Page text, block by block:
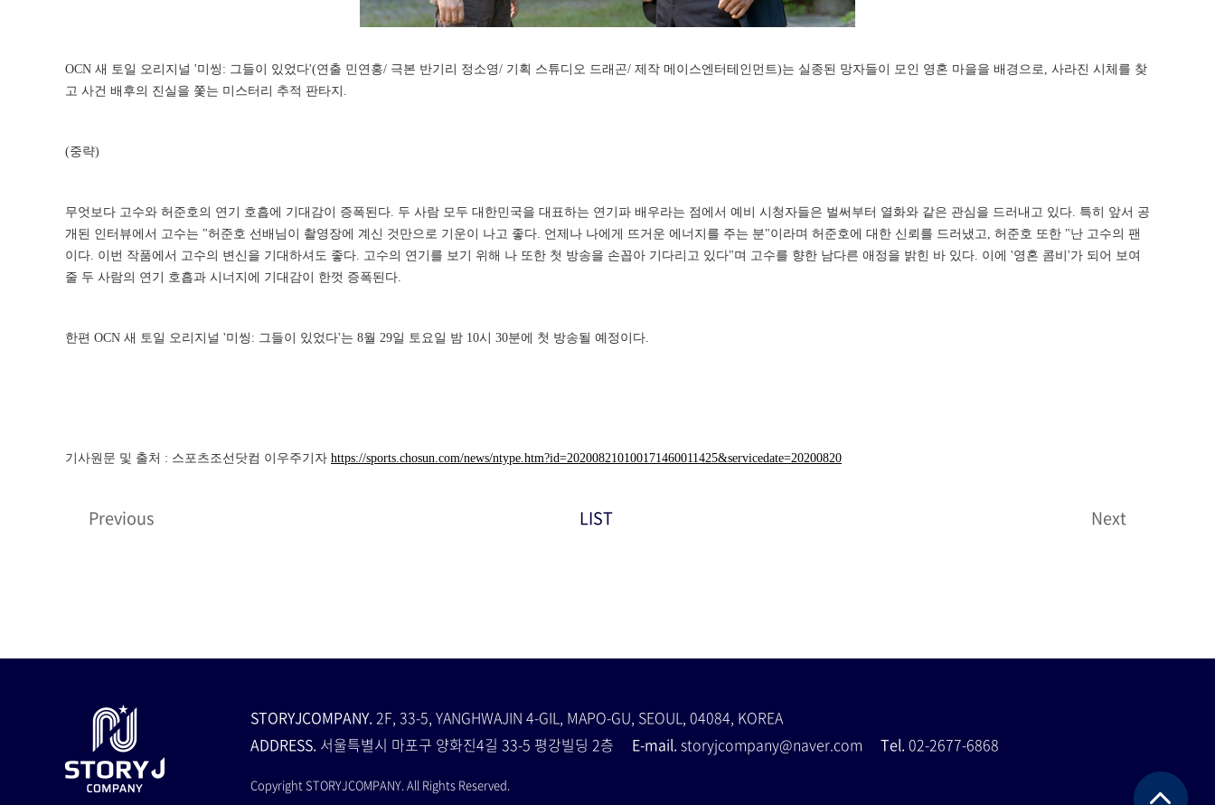
OCN 새 토일 오리지널 '미씽: 그들이 있었다'(연출 민연홍/ 극본 반기리 정소영/ 기획 스튜디오 드래곤/ 제작 메이스엔터테인먼트)는 실종된 망자들이 모인 영혼 마을을 배경으로, 사라진 시체를 찾
고 사건 배후의 진실을 쫓는 미스터리 추적 판타지.
(중략)
무엇보다 고수와 허준호의 연기 호흡에 기대감이 증폭된다. 두 사람 모두 대한민국을 대표하는 연기파 배우라는 점에서 예비 시청자들은 벌써부터 열화와 같은 관심을 드러내고 있다. 특히 앞서 공
개된 인터뷰에서 고수는 "허준호 선배님이 촬영장에 계신 것만으로 기운이 나고 좋다. 언제나 나에게 뜨거운 에너지를 주는 분"이라며 허준호에 대한 신뢰를 드러냈고, 허준호 또한 "난 고수의 팬
이다. 이번 작품에서 고수의 변신을 기대하셔도 좋다. 고수의 연기를 보기 위해 나 또한 첫 방송을 손꼽아 기다리고 있다"며 고수를 향한 남다른 애정을 밝힌 바 있다. 이에 '영혼 콤비'가 되어 보여
줄 두 사람의 연기 호흡과 시너지에 기대감이 한껏 증폭된다.
한편 OCN 새 토일 오리지널 '미씽: 그들이 있었다'는 8월 29일 토요일 밤 10시 30분에 첫 방송될 예정이다.
기사원문 및 출처 : 스포츠조선닷컴 이우주기자 https://sports.chosun.com/news/ntype.htm?id=202008210100171460011425&servicedate=20200820
Previous LIST Next
STORYJCOMPANY. 2F, 33-5, YANGHWAJIN 4-GIL, MAPO-GU, SEOUL, 04084, KOREA
ADDRESS. 서울특별시 마포구 양화진4길 33-5 평강빌딩 2층 E-mail. storyjcompany@naver.com Tel. 02-2677-6868
Copyright STORYJCOMPANY. All Rights Reserved.